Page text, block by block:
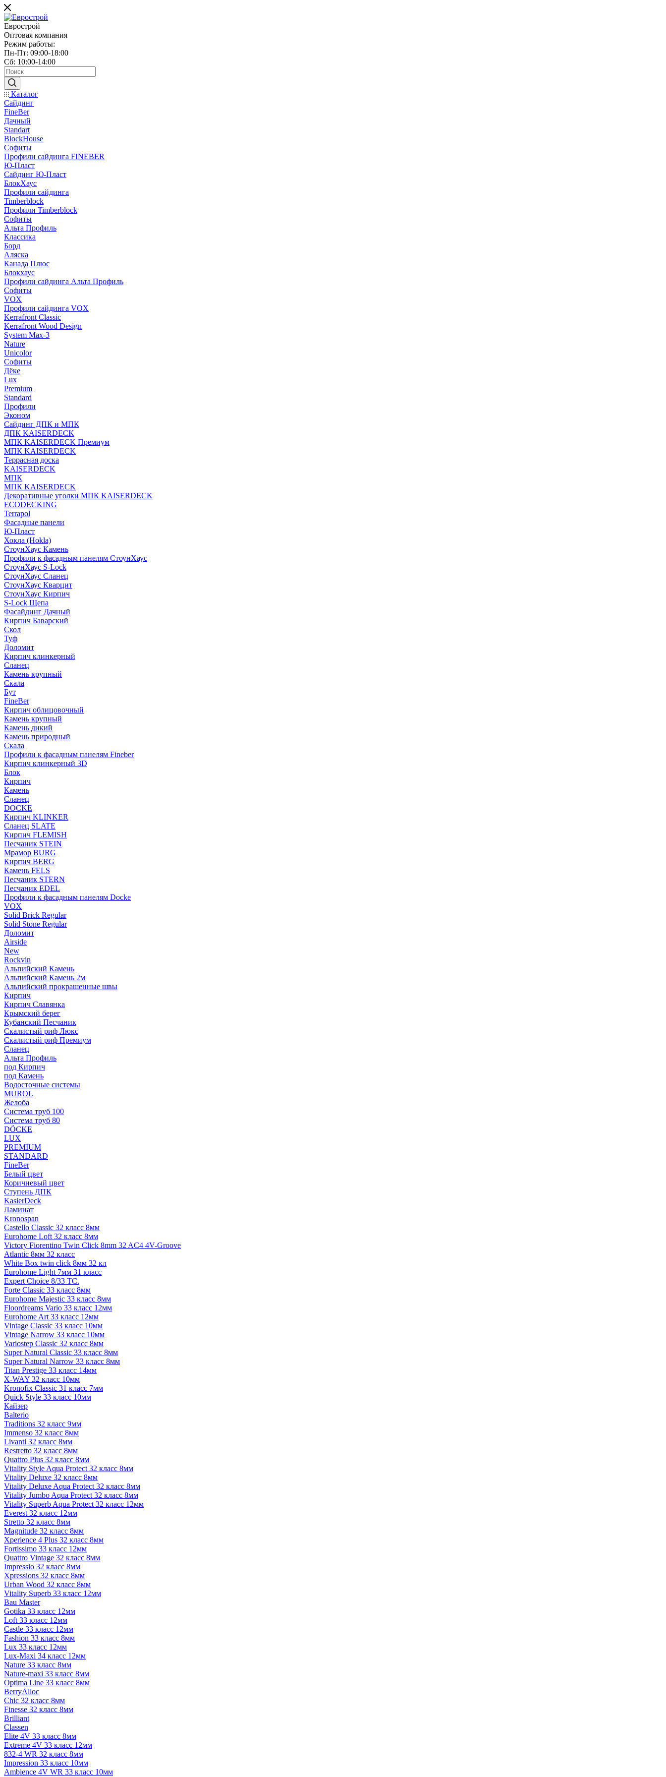
Еврострой
Оптовая компания
Режим работы:
Пн-Пт: 09:00-18:00
Сб: 10:00-14:00
Каталог
Сайдинг
FineBer
Дачный
Standart
BlockHouse
Софиты
Профили сайдинга FINEBER
Ю-Пласт
Сайдинг Ю-Пласт
БлокХаус
Профили сайдинга
Timberblock
Профили Timberblock
Софиты
Альта Профиль
Классика
Борд
Аляска
Канада Плюс
Блокхаус
Профили сайдинга Альта Профиль
Софиты
VOX
Профили сайдинга VOX
Kerrafront Classic
Kerrafront Wood Design
System Max-3
Nature
Unicolor
Софиты
Дёке
Lux
Premium
Standard
Профили
Эконом
Сайдинг ДПК и МПК
ДПК KAISERDECK
МПК KAISERDECK Премиум
МПК KAISERDECK
Террасная доска
KAISERDECK
МПК
МПК KAISERDECK
Декоративные уголки МПК KAISERDECK
ECODECKING
Terrapol
Фасадные панели
Ю-Пласт
Хокла (Hokla)
СтоунХаус Камень
Профили к фасадным панелям СтоунХаус
СтоунХаус S-Lock
СтоунХаус Сланец
СтоунХаус Кварцит
СтоунХаус Кирпич
S-Lock Щепа
Фасайдинг Дачный
Кирпич Баварский
Скол
Туф
Доломит
Кирпич клинкерный
Сланец
Камень крупный
Скала
Бут
FineBer
Кирпич облицовочный
Камень крупный
Камень дикий
Камень природный
Скала
Профили к фасадным панелям Fineber
Кирпич клинкерный 3D
Блок
Кирпич
Камень
Сланец
DOCKE
Кирпич KLINKER
Сланец SLATE
Кирпич FLEMISH
Пес­ча­ник STEIN
Мрамор BURG
Кирпич BERG
Камень FELS
Пес­ча­ник STERN
Пес­ча­ник EDEL
Профили к фасадным панелям Docke
VOX
Solid Brick Regular
Solid Stone Regular
Доломит
Airside
New
Rockvin
Альпийский Камень
Альпийский Камень 2м
Альпийский прокрашенные швы
Кирпич
Кирпич Славянка
Крымский берег
Кубанский Песчаник
Скалистый риф Люкс
Скалистый риф Премиум
Сланец
Альта Профиль
под Кирпич
под Камень
Водосточные системы
MUROL
Желоба
Система труб 100
Система труб 80
DÖCKE
LUX
PREMIUM
STANDARD
FineBer
Белый цвет
Коричневый цвет
Ступень ДПК
KasierDeck
Ламинат
Kronospan
Castello Classic 32 класс 8мм
Eurohome Loft 32 класс 8мм
Victory Fiorentino Twin Click 8mm 32 AC4 4V-Groove
Atlantic 8мм 32 класс
White Box twin click 8мм 32 кл
Eurohome Light 7мм 31 класс
Expert Choice 8/33 TC.
Forte Classic 33 класс 8мм
Eurohome Majestic 33 класс 8мм
Floordreams Vario 33 класс 12мм
Eurohome Art 33 класс 12мм
Vintage Classic 33 класс 10мм
Vintage Narrow 33 класс 10мм
Variostep Classic 32 класс 8мм
Super Natural Classic 33 класс 8мм
Super Natural Narrow 33 класс 8мм
Titan Prestige 33 класс 14мм
X-WAY 32 класс 10мм
Kronofix Classic 31 класс 7мм
Quick Style 33 класс 10мм
Кайзер
Balterio
Traditions 32 класс 9мм
Immenso 32 класс 8мм
Livanti 32 класс 8мм
Restretto 32 класс 8мм
Quattro Plus 32 класс 8мм
Vitality Style Aqua Protect 32 класс 8мм
Vitality Deluxe 32 класс 8мм
Vitality Deluxe Aqua Protect 32 класс 8мм
Vitality Jumbo Aqua Protect 32 класс 8мм
Vitality Superb Aqua Protect 32 класс 12мм
Everest 32 класс 12мм
Stretto 32 класс 8мм
Magnitude 32 класс 8мм
Xperience 4 Plus 32 класс 8мм
Fortissimo 33 класс 12мм
Quattro Vintage 32 класс 8мм
Impressio 32 класс 8мм
Xpressions 32 класс 8мм
Urban Wood 32 класс 8мм
Vitality Superb 33 класс 12мм
Bau Master
Gotika 33 класс 12мм
Loft 33 класс 12мм
Castle 33 класс 12мм
Fashion 33 класс 8мм
Lux 33 класс 12мм
Lux-Maxi 34 класс 12мм
Nature 33 класс 8мм
Nature-maxi 33 класс 8мм
Optima Line 33 класс 8мм
BerryAlloc
Chic 32 класс 8мм
Finesse 32 класс 8мм
Brilliant
Classen
Elite 4V 33 класс 8мм
Extreme 4V 33 класс 12мм
832-4 WR 32 класс 8мм
Impression 33 класс 10мм
Ambience 4V WR 33 класс 10мм